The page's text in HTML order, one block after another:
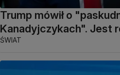
Trump mówił o
Kanadyjczykach". Jest
ŚWIAT